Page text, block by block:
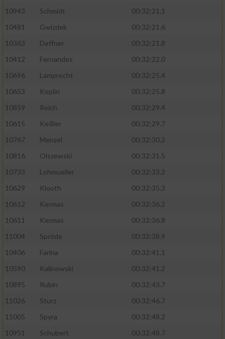
10943
Schmidt
00:32:21.1
10481
Gwizdek
00:32:21.6
10363
Deffner
00:32:21.8
10412
Fernandes
00:32:22.0
10696
Lamprecht
00:32:25.4
10653
Koplin
00:32:25.8
10859
Reich
00:32:29.4
10615
Keßler
00:32:29.7
10767
Menzel
00:32:30.2
10816
Olszewski
00:32:31.5
10733
Lohmueller
00:32:33.2
10629
Klooth
00:32:35.3
10612
Kermas
00:32:36.2
10611
Kermas
00:32:36.8
11004
Spröde
00:32:38.9
10406
Farina
00:32:41.1
10590
Kalinowski
00:32:41.2
10895
Rubin
00:32:43.7
11026
Sturz
00:32:46.7
11005
Spyra
00:32:48.2
10951
Schubert
00:32:48.7
auf einem Endgerät
Verwendung reduzierter Daten zur Auswahl
von Werbeanzeigen
Erstellung von Profilen für personalisierte
Werbung
Verwendung von Profilen zur Auswahl
Erstellung von Profilen zur Personalisierung
Verwendung von Profilen zur Auswahl
Messung der Werbeleistung
Messung der Performance von Inhalten
Analyse von Zielgruppen durch Statistiken
oder Kombinationen von Daten aus
verschiedenen Quellen
Entwicklung und Verbesserung der Angebote
von Inhalten